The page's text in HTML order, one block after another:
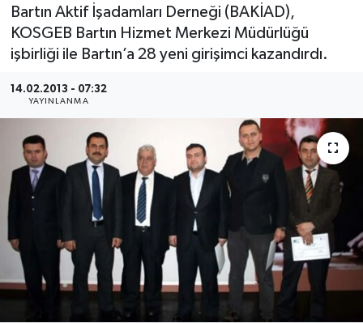
Bartın Aktif İşadamları Derneği (BAKİAD),
KOSGEB Bartın Hizmet Merkezi Müdürlüğü
işbirliği ile Bartın’a 28 yeni girişimci kazandırdı.
14.02.2013 - 07:32
YAYINLANMA
Medya
Sivil Toplum
Siyaset
Tarım